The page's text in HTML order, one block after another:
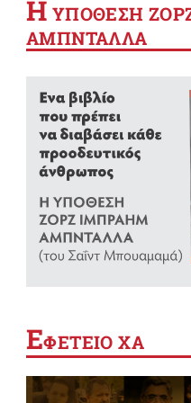
Η YΠΟΘΕΣΗ
ΑΜΠΝΤΑΛΛΑ
ΕΦΕΤΕΙΟ ΧΑ